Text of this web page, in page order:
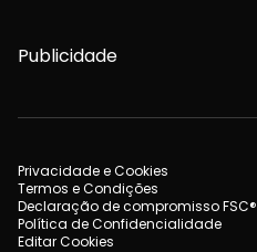
Publicidade
Privacidade e Cookies
Termos e Condições
Declaração de compromisso FSC®
Política de Confidencialidade
Editar Cookies